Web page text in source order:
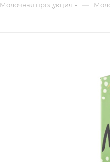
Молочная продукция —